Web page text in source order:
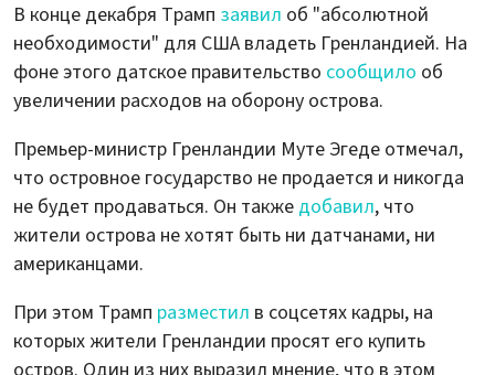
В конце декабря Трамп заявил об "абсолютной
необходимости" для США владеть Гренландией. На
фоне этого датское правительство сообщило об
увеличении расходов на оборону острова.
Премьер-министр Гренландии Муте Эгеде отмечал,
что островное государство не продается и никогда
не будет продаваться. Он также добавил, что
жители острова не хотят быть ни датчанами, ни
американцами.
При этом Трамп разместил в соцсетях кадры, на
которых жители Гренландии просят его купить